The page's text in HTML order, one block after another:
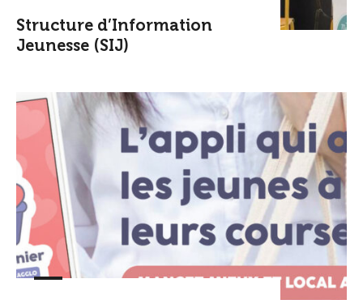
Structure d’Information
Jeunesse (SIJ)